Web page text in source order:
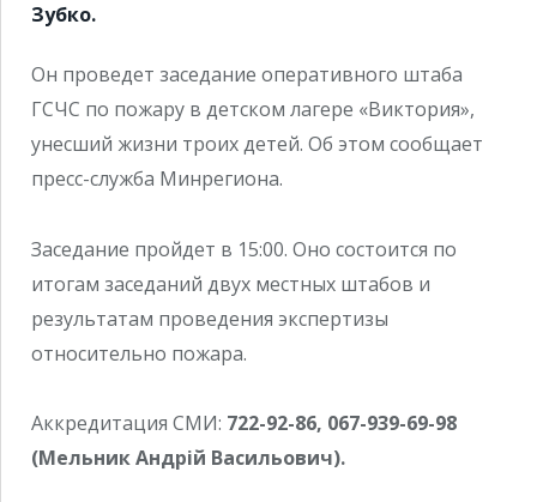
Зубко.
Он проведет заседание оперативного штаба
ГСЧС по пожару в детском лагере «Виктория»,
унесший жизни троих детей. Об этом сообщает
пресс-служба Минрегиона.
Заседание пройдет в 15:00. Оно состоится по
итогам заседаний двух местных штабов и
результатам проведения экспертизы
относительно пожара.
Аккредитация СМИ: 722-92-86, 067-939-69-98
(Мельник Андрій Васильович).